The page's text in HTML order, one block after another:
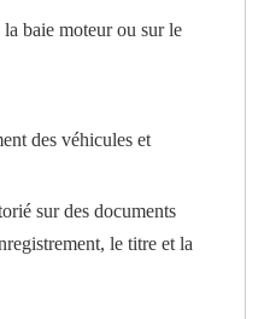
baie moteur ou sur le
des véhicules et
sur des documents
le titre et la